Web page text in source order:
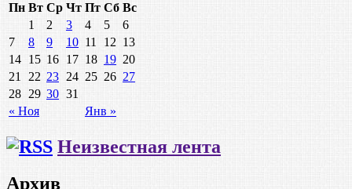
Пн Вт Ср Чт Пт Сб Вс
« Ноя Янв »
1 2 3 4 5
6
7
8 9 10 11 12 13
14 15 16 17 18 19 20
21
22 23 24 25 26 27
28 29 30 31
Неизвестная лента
Архив